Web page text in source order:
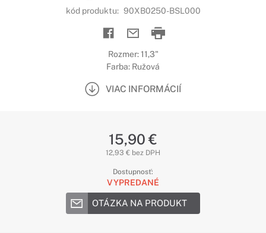
kód produktu: 90XB0250-BSL000
Rozmer: 11,3"
Farba: Ružová
VIAC INFORMÁCIÍ
15,90 €
12,93 € bez DPH
Dostupnosť:
VYPREDANÉ
OTÁZKA NA PRODUKT